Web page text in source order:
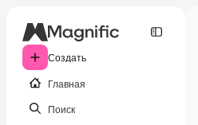
Создать
Главная
Поиск